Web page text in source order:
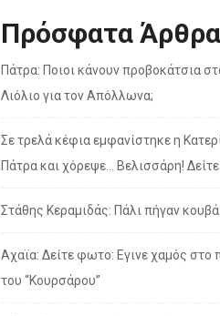
Πρόσφατα Άρθρα
Πάτρα: Ποιοι κάνουν προβοκάτσια
Λιόλιο για τον Απόλλωνα;
Σε τρελά κέφια εμφανίστηκε η
Πάτρα και χόρεψε… Βελισσάρη! Δείτε
Στάθης Κεραμιδάς: Πάλι πήγαν κουβά…
Αχαϊα: Δείτε φωτο: Εγινε χαμός στο
του “Κουρσάρου”